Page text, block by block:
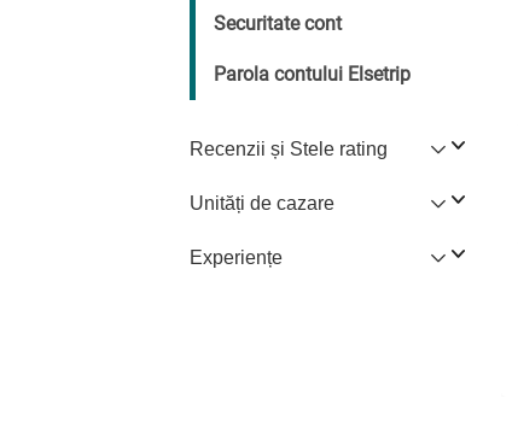
Securitate cont
Parola contului Elsetrip
Recenzii și Stele rating
Unități de cazare
Experiențe